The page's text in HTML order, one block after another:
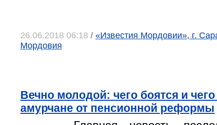
26.06.2018 06:18 / «Известия Мордовии», г.
Мордовия
Вечно молодой: чего боятся и
амурчане от пенсионной реформы